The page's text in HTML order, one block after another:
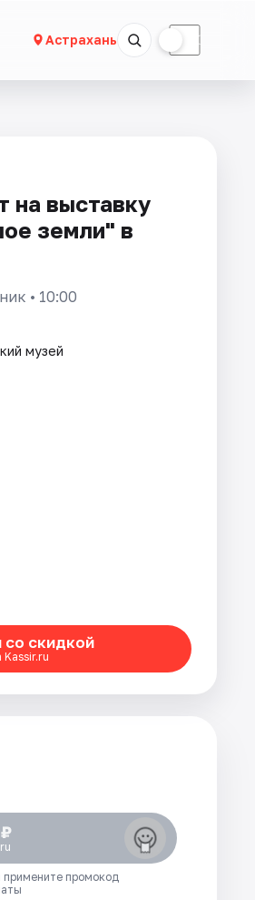
Астрахань ☾
на выставку
земли" в
• 10:00
музей
со скидкой
Kassir.ru
примените промокод